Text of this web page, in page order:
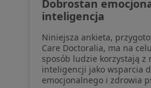
pozyskaliśmy
Polityka cookies
Jak działają wyniki
Dostępność
O nas
Praca Rekrutujemy!
Dobrostan
inteligencja
Niniejsza ankieta,
Care Doctoralia, ma na
sposób ludzie korzystają z
inteligencji jako wsparcia
emocjonalnego i zdrowia